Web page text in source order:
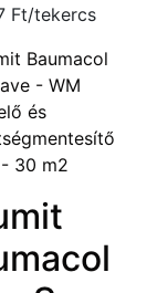
Ft/tekercs